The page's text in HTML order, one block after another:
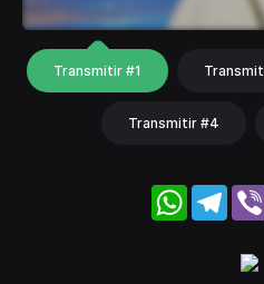
Transmitir #1
Transmitir #4